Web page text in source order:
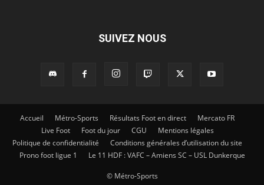
SUIVEZ NOUS
Accueil Métro-Sports Résultats Foot en direct
Mercato FR
Live Foot
Foot du jour CGU
Mentions légales
Politique de confidentialité
Conditions générales d’utilisation du site
Prono foot ligue 1
Le 11 HDF : VAFC – Amiens SC – USL Dunkerque
© Métro-Sports